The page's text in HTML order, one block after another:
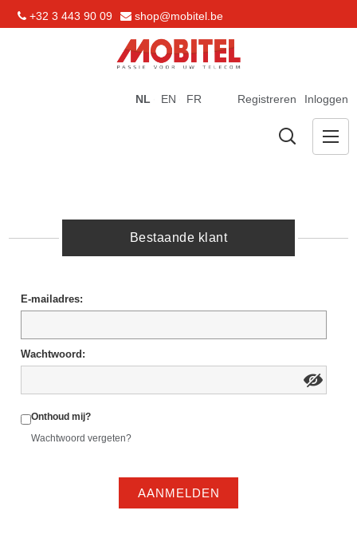
+32 3 443 90 09 shop@mobitel.be
Registreren Inloggen
NL EN FR
Bestaande klant
E-mailadres:
Wachtwoord:
Onthoud mij?
Wachtwoord vergeten?
AANMELDEN